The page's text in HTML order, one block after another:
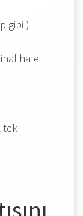
gibi )
hale
tek